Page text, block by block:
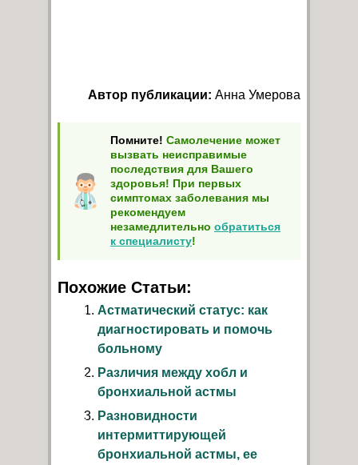
Автор публикации: Анна Умерова
Помните! Самолечение может
вызвать неисправимые
последствия для Вашего
здоровья! При первых
симптомах заболевания мы
рекомендуем
незамедлительно обратиться
к специалисту!
Похожие Статьи:
Астматический статус: как
диагностировать и помочь
больному
Различия между хобл и
бронхиальной астмы
Разновидности
интермиттирующей
бронхиальной астмы, ее